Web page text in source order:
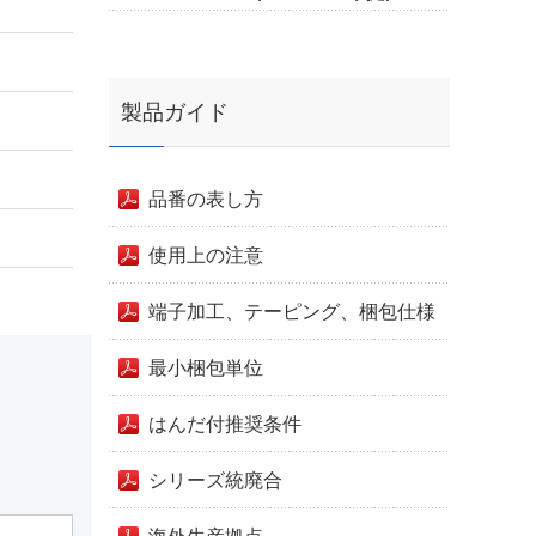
製品ガイド
品番の表し方
使用上の注意
端子加工、テーピング、梱包仕様
最小梱包単位
はんだ付推奨条件
シリーズ統廃合